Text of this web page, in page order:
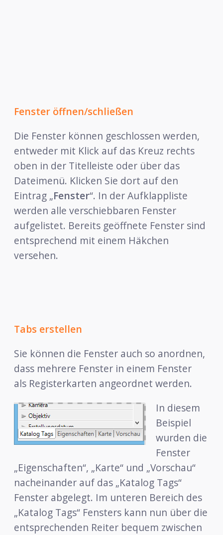
Fenster öffnen/schließen
Die Fenster können geschlossen werden,
entweder mit Klick auf das Kreuz rechts
oben in der Titelleiste oder über das
Dateimenü. Klicken Sie dort auf den
Eintrag „Fenster“. In der Aufklappliste
werden alle verschiebbaren Fenster
aufgelistet. Bereits geöffnete Fenster sind
entsprechend mit einem Häkchen
versehen.
Tabs erstellen
Sie können die Fenster auch so anordnen,
dass mehrere Fenster in einem Fenster
als Registerkarten angeordnet werden.
In diesem
Beispiel
wurden die
Fenster
„Eigenschaften“, „Karte“ und „Vorschau“
nacheinander auf das „Katalog Tags“
Fenster abgelegt. Im unteren Bereich des
„Katalog Tags“ Fensters kann nun über die
entsprechenden Reiter bequem zwischen